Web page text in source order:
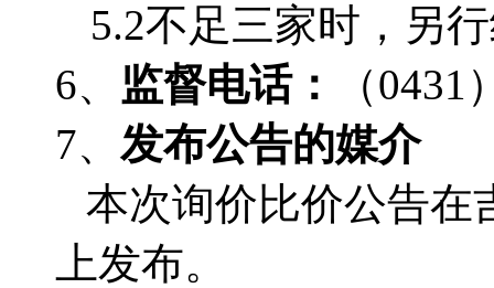
5.2不足三家时，另
6、 监督电话： （0431
7、 发布公告的媒介
本次询价比价公告在
上发布。